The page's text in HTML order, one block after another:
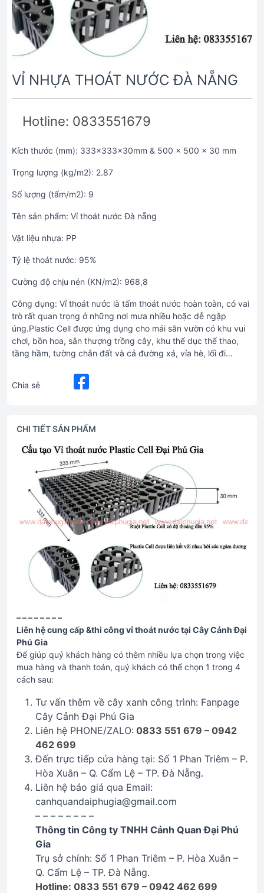
VỈ NHỰA THOÁT NƯỚC ĐÀ NẴNG
Hotline: 0833551679
Kích thước (mm): 333x333x30mm & 500 x 500 x 30 mm
Trọng lượng (kg/m2): 2.87
Số lượng (tấm/m2): 9
Tên sản phẩm: Vỉ thoát nước Đà nẵng
Vật liệu nhựa: PP
Tỷ lệ thoát nước: 95%
Cường độ chịu nén (KN/m2): 968,8
Công dụng: Vỉ thoát nước là tấm thoát nước hoàn toàn, có vai
trò rất quan trọng ở những nơi mưa nhiều hoặc dễ ngập
úng.Plastic Cell được ứng dụng cho mái sân vườn có khu vui
chơi, bồn hoa, sân thượng trồng cây, khu thể dục thể thao,
tầng hầm, tường chắn đất và cả đường xá, vỉa hè, lối đi…
Chia sẻ
CHI TIẾT SẢN PHẨM
– – – – – – – –
Liên hệ cung cấp &thi công vỉ thoát nước tại Cây Cảnh Đại
Phú Gia
Để giúp quý khách hàng có thêm nhiều lựa chọn trong việc
mua hàng và thanh toán, quý khách có thể chọn 1 trong 4
cách sau:
Tư vấn thêm về cây xanh công trình: Fanpage
Cây Cảnh Đại Phú Gia
Liên hệ PHONE/ZALO: 0833 551 679 – 0942
462 699
Đến trực tiếp cửa hàng tại: Số 1 Phan Triêm – P.
Hòa Xuân – Q. Cẩm Lệ – TP. Đà Nẵng.
Liên hệ báo giá qua Email:
canhquandaiphugia@gmail.com
– – – – – – – –
Thông tin Công ty TNHH Cảnh Quan Đại Phú
Gia
Trụ sở chính: Số 1 Phan Triêm – P. Hòa Xuân –
Q. Cẩm Lệ – TP. Đà Nẵng.
Hotline: 0833 551 679 – 0942 462 699